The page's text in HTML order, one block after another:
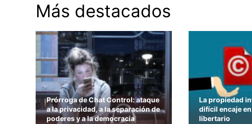
Más destacados
Prórroga de Chat Control: ataque
a la privacidad, a la separación de
poderes y a la democracia
La propiedad
difícil encaje
libertario